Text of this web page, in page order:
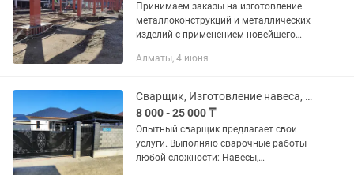
Принимаем заказы на изготовление
металлоконструкций и металлических
изделий с применением новейшего
Склады, ангары, павильоны, мансарды;
Алматы, 4 июня
Сварщик, Изготовление навеса, Ворот, Калитки, Забора, Лестницы
8 000 - 25 000 ₸
Опытный сварщик предлагает свои
услуги. Выполняю сварочные работы
любой сложности: Навесы,